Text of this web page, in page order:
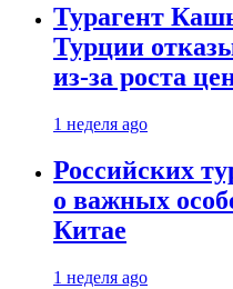
Турагент
Турции
из-за роста
1 неделя ago
Российских
о важных
Китае
1 неделя ago